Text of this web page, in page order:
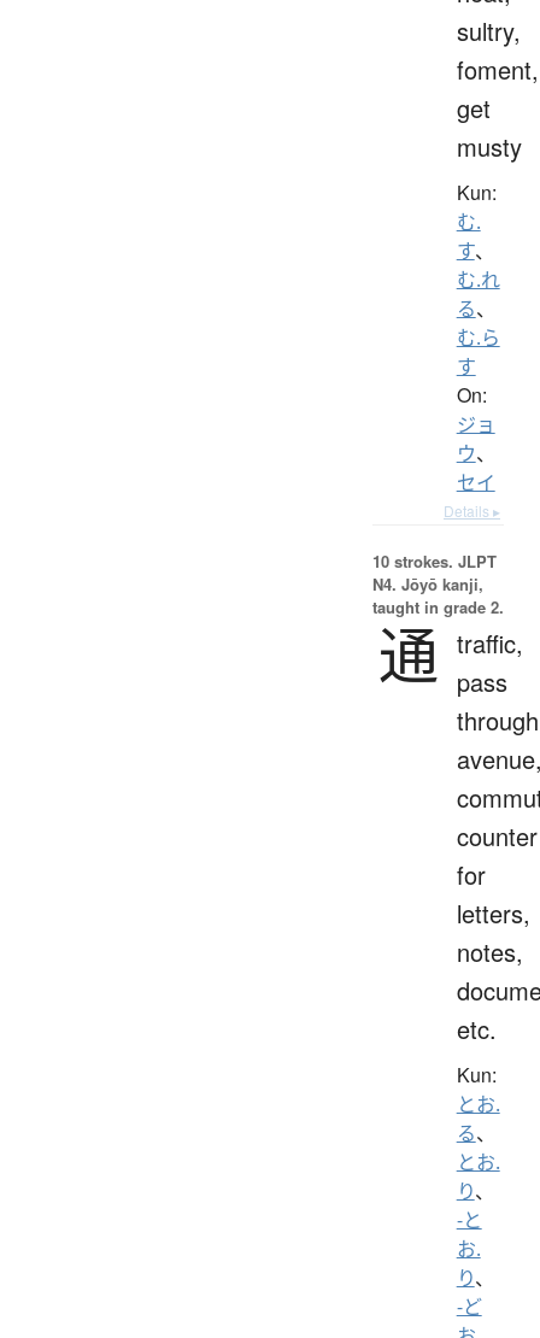
sultry,
foment,
get
musty
Kun:
む.
す、
む.れ
る、
む.ら
す
On:
ジョ
ウ、
セイ
Details ▸
10 strokes. JLPT
N4. Jōyō kanji,
taught in grade 2.
通 traffic,
pass
counter
for
letters,
notes,
etc.
Kun:
とお.
る、
とお.
り、
-と
お.
り、
-ど